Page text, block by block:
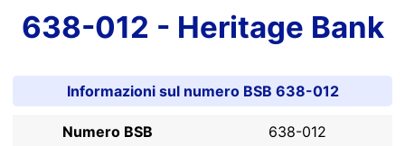
638-012 - Heritage Bank
Informazioni sul numero BSB 638-012
Numero BSB
638-012